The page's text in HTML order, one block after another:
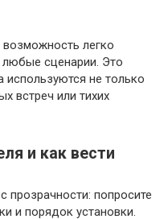
легко
сценарии. Это
не только
встреч или тихих
и как вести
прозрачности: попросите
и порядок установки.